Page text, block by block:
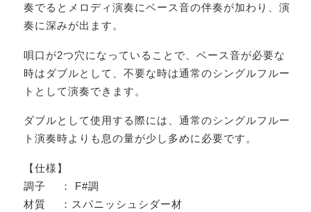
奏でるとメロディ演奏にベース音の伴奏が加わり、演
奏に深みが出ます。
唄口が2つ穴になっていることで、ベース音が必要な
時はダブルとして、不要な時は通常のシングルフルー
トとして演奏できます。
ダブルとして使用する際には、通常のシングルフルー
ト演奏時よりも息の量が少し多めに必要です。
【仕様】
調子 ： F#調
材質 ：スパニッシュシダー材